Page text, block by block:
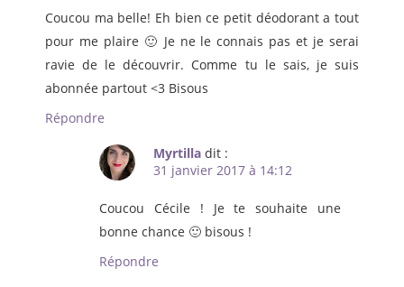
Coucou ma belle! Eh bien ce petit déodorant a tout
pour me plaire 🙂 Je ne le connais pas et je serai
ravie de le découvrir. Comme tu le sais, je suis
abonnée partout <3 Bisous
Répondre
Myrtilla dit :
31 janvier 2017 à 14:12
Coucou Cécile ! Je te souhaite une
bonne chance 🙂 bisous !
Répondre